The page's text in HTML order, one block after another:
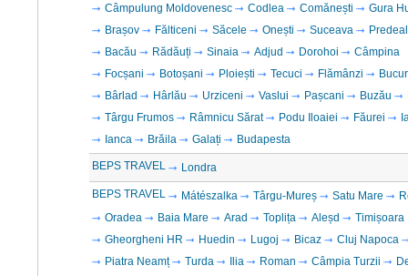
Câmpulung Moldovenesc
Codlea Comănești
Gura
Brașov
Fălticeni Săcele Onești Suceava
Predeal
Bacău
Rădăuți Sinaia Adjud Dorohoi
Câmpina
Focșani
Botoșani Ploiești Tecuci Flămânzi
Bârlad
Hârlău Urziceni Vaslui Pașcani Buzău
Târgu Frumos
Râmnicu Sărat Podu Iloaiei Făurei
Ianca
Brăila Galați Budapesta
BEPS TRAVEL Londra
BEPS TRAVEL Mátészalka Târgu-Mureș Satu Mare
Oradea
Baia Mare Arad Toplița Aleșd
Timișoara
Gheorgheni HR
Huedin Lugoj Bicaz
Cluj Napoca
Piatra Neamț
Turda Ilia Roman Câmpia Turzii